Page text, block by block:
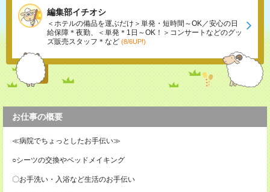
編集部イチオシ
＜ホテルの備品を運ぶだけ＞単発・短時間～OK／安心の日
給保障＊夜勤、＜単発＊1日～OK！＞コンサートなどのグッ
ズ販売スタッフ＊など (8/6UP!)
お仕事の概要
≪病院でちょっとしたお手伝い≫
○シーツの交換やベッドメイキング
〇お手洗い・入浴など生活のお手伝い